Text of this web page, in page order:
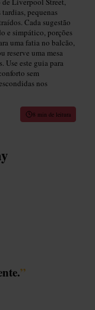
pequenas
Cada sugestão
e simpático, porções
uma fatia no balcão,
reserve uma mesa
Use este guia para
sem
nos
8 min de leitura
”